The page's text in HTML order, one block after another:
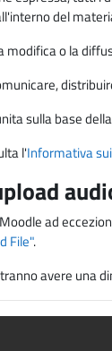
del
modifica o la
sulla base
l'Informativa
ad
File".
avere una